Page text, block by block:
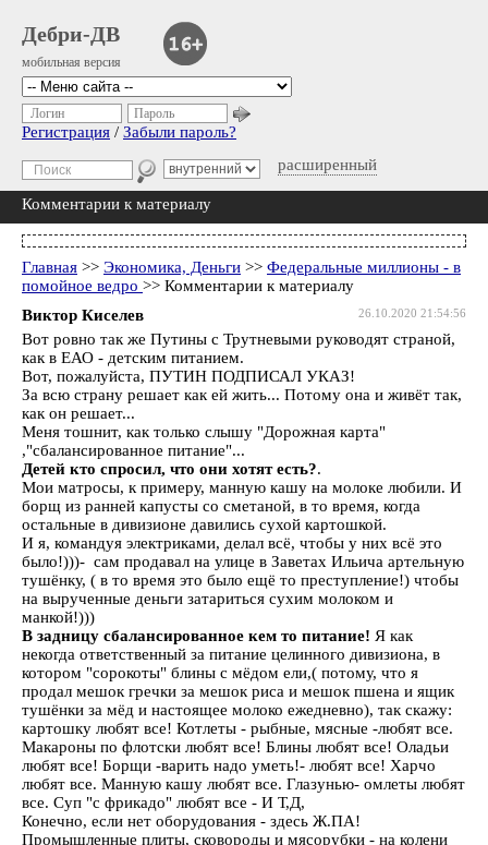
Дебри-ДВ
мобильная версия
расширенный
Логин Пароль
Регистрация / Забыли пароль?
Комментарии к материалу
Главная >> Экономика, Деньги >> Федеральные миллионы - в
помойное ведро >> Комментарии к материалу
26.10.2020 21:54:56
Виктор Киселев
Вот ровно так же Путины с Трутневыми руководят страной,
как в ЕАО - детским питанием.
Вот, пожалуйста, ПУТИН ПОДПИСАЛ УКАЗ!
За всю страну решает как ей жить... Потому она и живёт так,
как он решает...
Меня тошнит, как только слышу "Дорожная карта"
,"сбалансированное питание"...
Детей кто спросил, что они хотят есть?.
Мои матросы, к примеру, манную кашу на молоке любили. И
борщ из ранней капусты со сметаной, в то время, когда
остальные в дивизионе давились сухой картошкой.
И я, командуя электриками, делал всё, чтобы у них всё это
было!)))- сам продавал на улице в Заветах Ильича артельную
тушёнку, ( в то время это было ещё то преступление!) чтобы
на вырученные деньги затариться сухим молоком и
манкой!)))
В задницу сбалансированное кем то питание! Я как
некогда ответственный за питание целинного дивизиона, в
котором "сорокоты" блины с мёдом ели,( потому, что я
продал мешок гречки за мешок риса и мешок пшена и ящик
тушёнки за мёд и настоящее молоко ежедневно), так скажу:
картошку любят все! Котлеты - рыбные, мясные -любят все.
Макароны по флотски любят все! Блины любят все! Оладьи
любят все! Борщи -варить надо уметь!- любят все! Харчо
любят все. Манную кашу любят все. Глазунью- омлеты любят
все. Суп "с фрикадо" любят все - И Т,Д,
Конечно, если нет оборудования - здесь Ж.ПА!
Промышленные плиты, сковороды и мясорубки - на колени